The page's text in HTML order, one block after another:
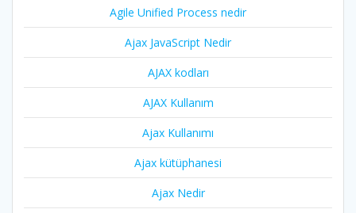
Agile Unified Process nedir
Ajax JavaScript Nedir
AJAX kodları
AJAX Kullanım
Ajax Kullanımı
Ajax kütüphanesi
Ajax Nedir